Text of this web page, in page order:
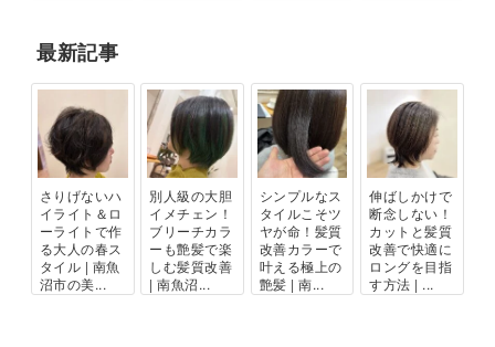
最新記事
さりげないハ
イライト＆ロ
ーライトで作
る大人の春ス
タイル | 南魚
沼市の美...
別人級の大胆
イメチェン！
ブリーチカラ
ーも艶髪で楽
しむ髪質改善
| 南魚沼...
シンプルなス
タイルこそツ
ヤが命！髪質
改善カラーで
叶える極上の
艶髪 | 南...
伸ばしかけで
断念しない！
カットと髪質
改善で快適に
ロングを目指
す方法 | ...